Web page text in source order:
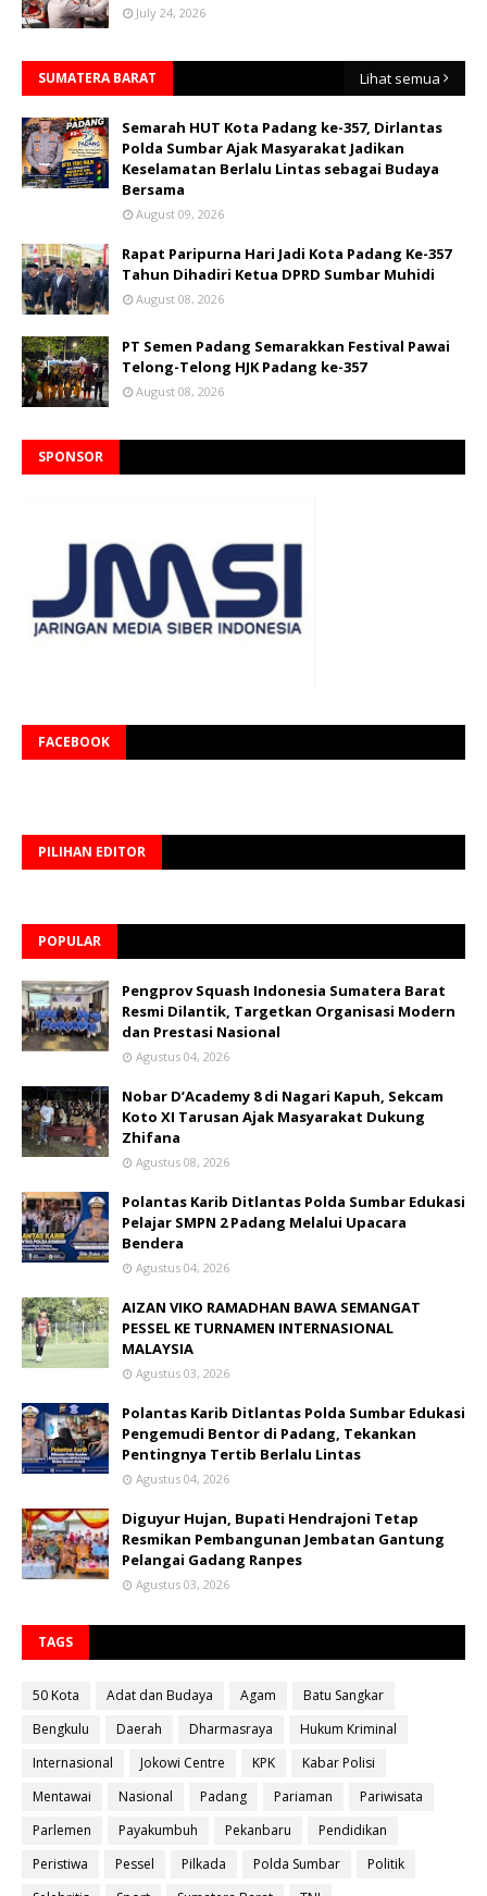
July 24, 2026
SUMATERA BARAT Lihat semua
Semarah HUT Kota Padang ke-357, Dirlantas
Polda Sumbar Ajak Masyarakat Jadikan
Keselamatan Berlalu Lintas sebagai Budaya
Bersama
August 09, 2026
Rapat Paripurna Hari Jadi Kota Padang Ke-357
Tahun Dihadiri Ketua DPRD Sumbar Muhidi
August 08, 2026
PT Semen Padang Semarakkan Festival Pawai
Telong-Telong HJK Padang ke-357
August 08, 2026
SPONSOR
FACEBOOK
PILIHAN EDITOR
POPULAR
Pengprov Squash Indonesia Sumatera Barat
Resmi Dilantik, Targetkan Organisasi Modern
dan Prestasi Nasional
Agustus 04, 2026
Nobar D’Academy 8 di Nagari Kapuh, Sekcam
Koto XI Tarusan Ajak Masyarakat Dukung
Zhifana
Agustus 08, 2026
Polantas Karib Ditlantas Polda Sumbar Edukasi
Pelajar SMPN 2 Padang Melalui Upacara
Bendera
Agustus 04, 2026
AIZAN VIKO RAMADHAN BAWA SEMANGAT
PESSEL KE TURNAMEN INTERNASIONAL
MALAYSIA
Agustus 03, 2026
Polantas Karib Ditlantas Polda Sumbar Edukasi
Pengemudi Bentor di Padang, Tekankan
Pentingnya Tertib Berlalu Lintas
Agustus 04, 2026
Diguyur Hujan, Bupati Hendrajoni Tetap
Resmikan Pembangunan Jembatan Gantung
Pelangai Gadang Ranpes
Agustus 03, 2026
TAGS
50 Kota Adat dan Budaya Agam
Batu Sangkar
Bengkulu
Daerah Dharmasraya
Hukum Kriminal
Internasional
Jokowi Centre KPK
Kabar Polisi
Mentawai
Nasional Padang Pariaman
Pariwisata
Parlemen
Payakumbuh Pekanbaru
Pendidikan
Peristiwa
Pessel Pilkada Polda Sumbar
Politik